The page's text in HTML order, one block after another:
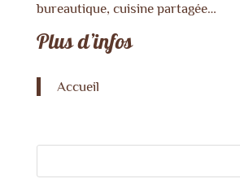
bureautique, cuisine partagée…
Plus d’infos
Accueil